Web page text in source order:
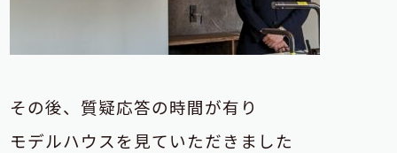
その後、質疑応答の時間が有り
モデルハウスを見ていただきました